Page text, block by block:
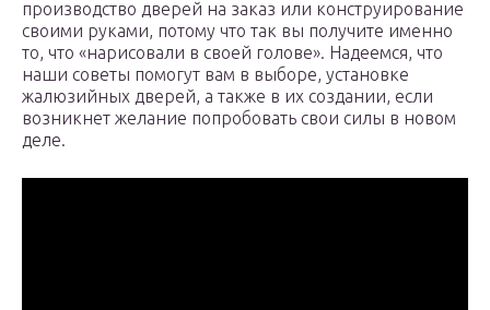
производство дверей на заказ или конструирование
своими руками, потому что так вы получите именно
то, что «нарисовали в своей голове». Надеемся, что
наши советы помогут вам в выборе, установке
жалюзийных дверей, а также в их создании, если
возникнет желание попробовать свои силы в новом
деле.